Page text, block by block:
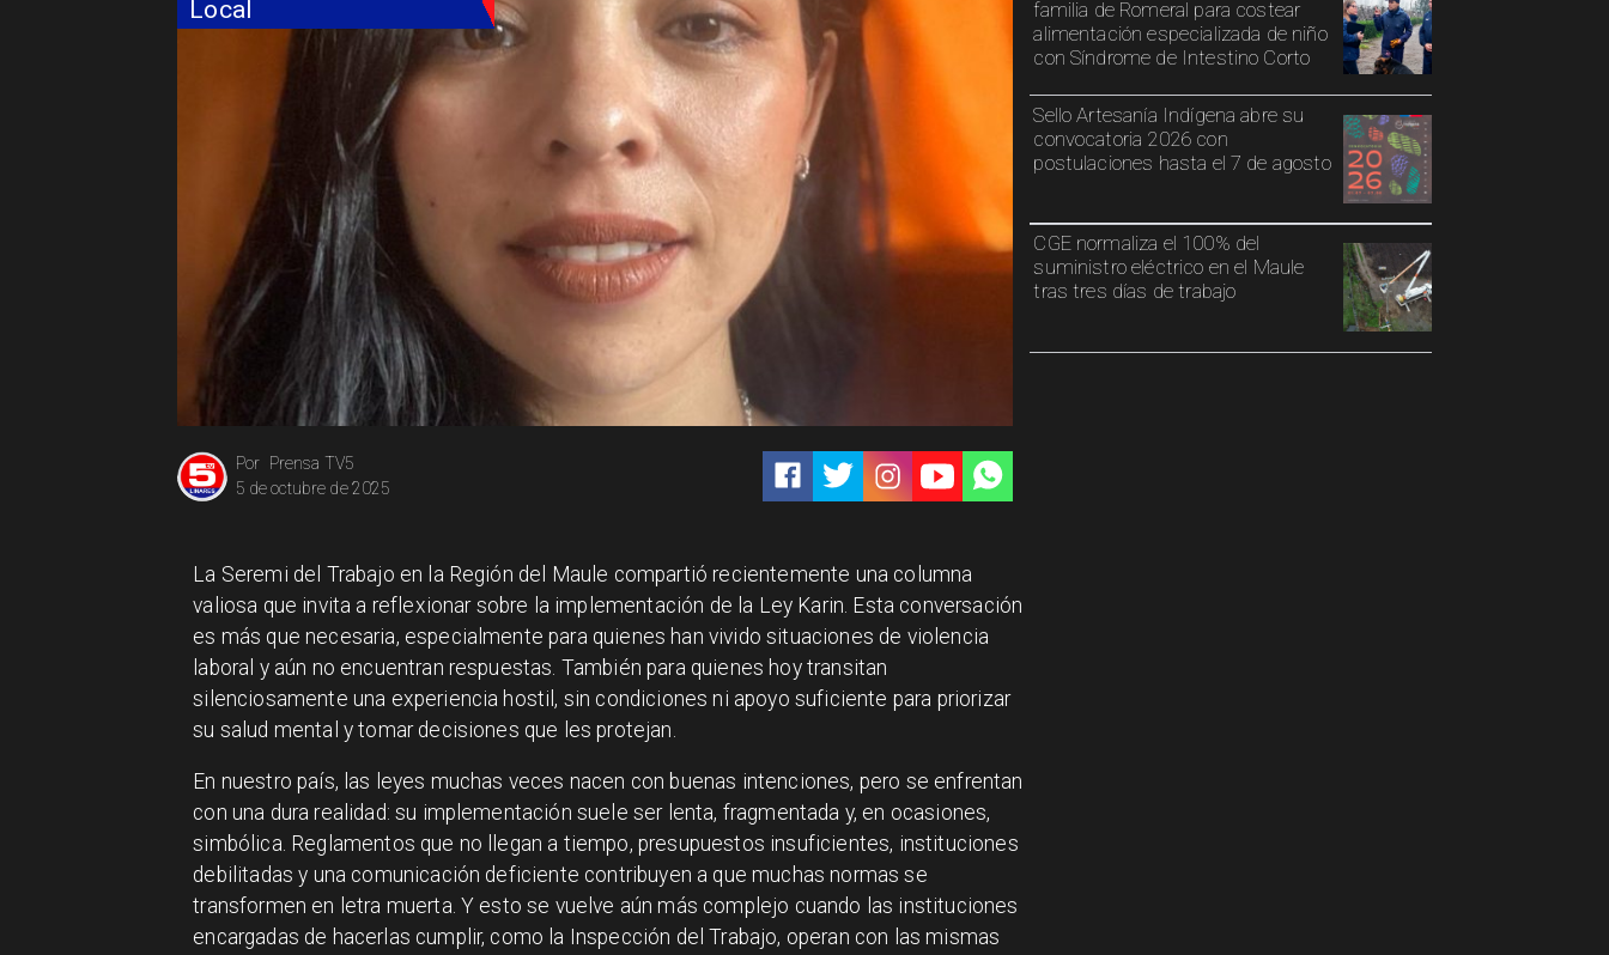
Local
Prensa TV5
Por
5 de octubre de 2025
familia de Romeral para costear
alimentación especializada de niño
con Síndrome de Intestino Corto
Sello Artesanía Indígena abre su
convocatoria 2026 con
postulaciones hasta el 7 de agosto
CGE normaliza el 100% del
suministro eléctrico en el Maule
tras tres días de trabajo
La Seremi del Trabajo en la Región del Maule compartió recientemente una columna
valiosa que invita a reflexionar sobre la implementación de la Ley Karin. Esta conversación
es más que necesaria, especialmente para quienes han vivido situaciones de violencia
laboral y aún no encuentran respuestas. También para quienes hoy transitan
silenciosamente una experiencia hostil, sin condiciones ni apoyo suficiente para priorizar
su salud mental y tomar decisiones que les protejan.
En nuestro país, las leyes muchas veces nacen con buenas intenciones, pero se enfrentan
con una dura realidad: su implementación suele ser lenta, fragmentada y, en ocasiones,
simbólica. Reglamentos que no llegan a tiempo, presupuestos insuficientes, instituciones
debilitadas y una comunicación deficiente contribuyen a que muchas normas se
transformen en letra muerta. Y esto se vuelve aún más complejo cuando las instituciones
encargadas de hacerlas cumplir, como la Inspección del Trabajo, operan con las mismas